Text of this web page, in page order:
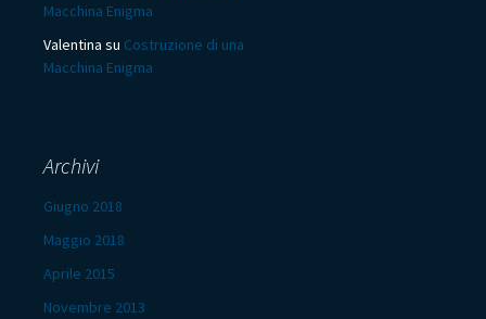
Macchina Enigma
Valentina su Costruzione di una
Macchina Enigma
Archivi
Giugno 2018
Maggio 2018
Aprile 2015
Novembre 2013